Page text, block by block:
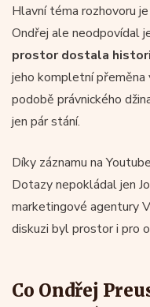
Hlavní téma rozhovoru
Ondřej ale neodpovídal
prostor dostala
jeho kompletní
podobě právnického
jen pár stání.
Díky záznamu na
Dotazy nepokládal jen
marketingové agentury
diskuzi byl prostor i pro
Co Ondřej